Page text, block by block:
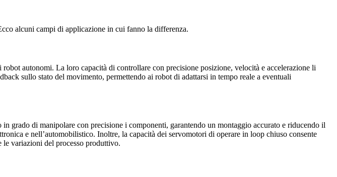
alcuni campi di applicazione in cui fanno la differenza.
robot autonomi. La loro capacità di controllare con precisione posizione, velocità e accelerazione li
sullo stato del movimento, permettendo ai robot di adattarsi in tempo reale a eventuali
grado di manipolare con precisione i componenti, garantendo un montaggio accurato e riducendo il
e nell’automobilistico. Inoltre, la capacità dei servomotori di operare in loop chiuso consente
le variazioni del processo produttivo.